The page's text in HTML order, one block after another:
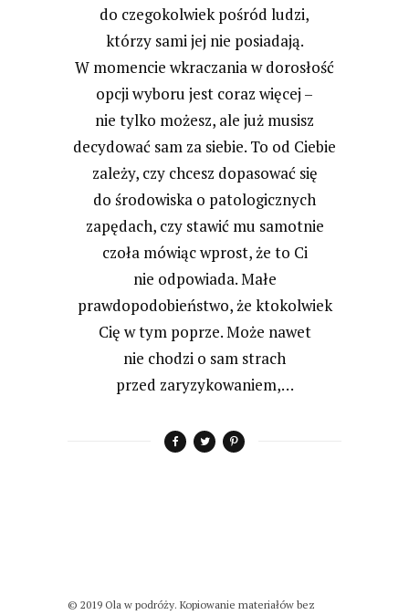
do czegokolwiek pośród ludzi,
którzy sami jej nie posiadają.
W momencie wkraczania w dorosłość
opcji wyboru jest coraz więcej –
nie tylko możesz, ale już musisz
decydować sam za siebie. To od Ciebie
zależy, czy chcesz dopasować się
do środowiska o patologicznych
zapędach, czy stawić mu samotnie
czoła mówiąc wprost, że to Ci
nie odpowiada. Małe
prawdopodobieństwo, że ktokolwiek
Cię w tym poprze. Może nawet
nie chodzi o sam strach
przed zaryzykowaniem,…
© 2019 Ola w podróży. Kopiowanie materiałów bez